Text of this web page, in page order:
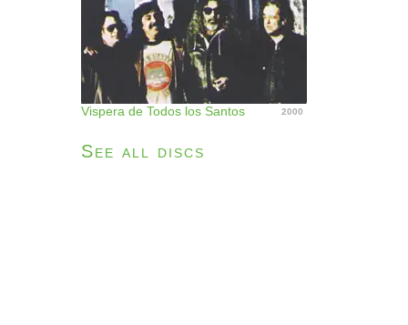
Vispera de Todos los Santos 2000
See all discs